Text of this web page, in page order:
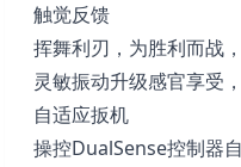
触觉反馈
挥舞利刃，为胜利而战
灵敏振动升级感官享受
自适应扳机
操控DualSense控制器